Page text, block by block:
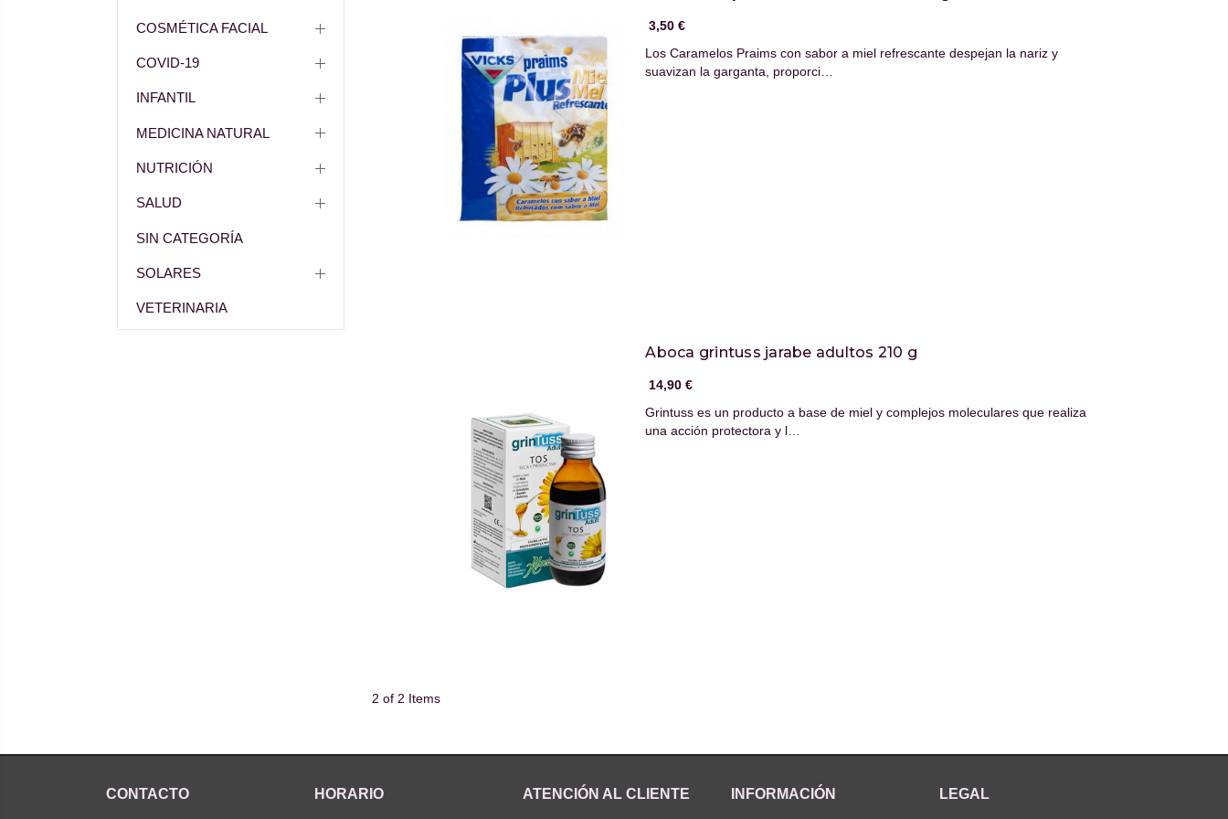
COSMÉTICA FACIAL
COVID-19
INFANTIL
MEDICINA NATURAL
NUTRICIÓN
SALUD
SIN CATEGORÍA
SOLARES
VETERINARIA
3,50 €
Los Caramelos Praims con sabor a miel refrescante despejan la nariz y
suavizan la garganta, proporci…
Aboca grintuss jarabe adultos 210 g
14,90 €
Grintuss es un producto a base de miel y complejos moleculares que realiza
una acción protectora y l…
2 of 2 Items
CONTACTO HORARIO ATENCIÓN AL CLIENTE INFORMACIÓN LEGAL